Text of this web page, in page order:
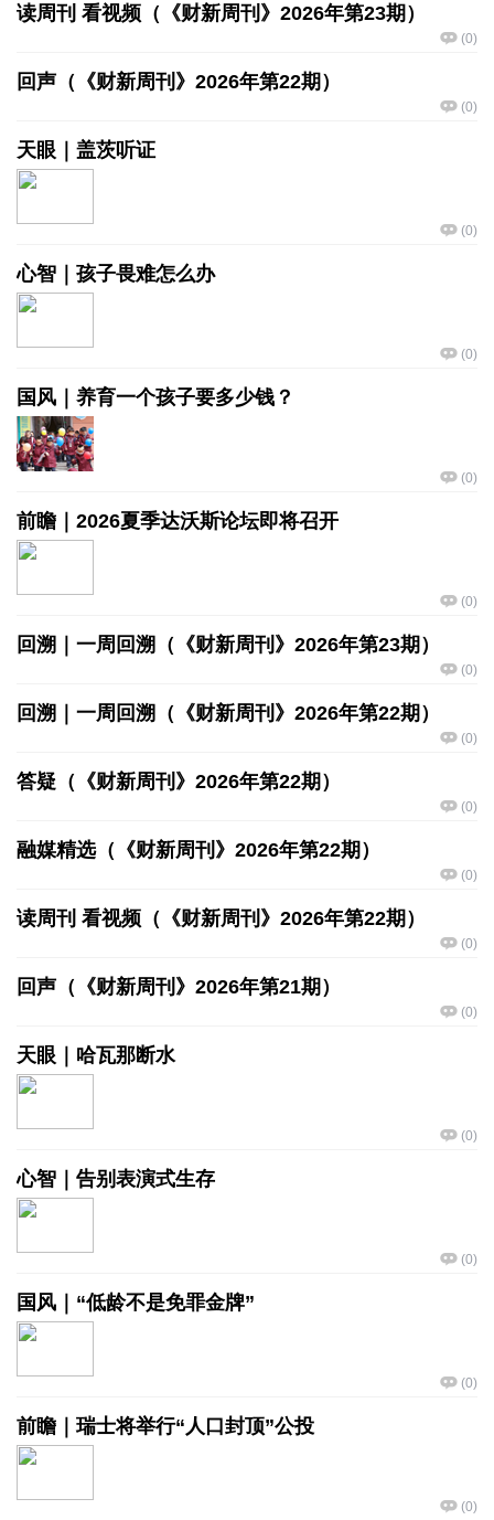
读周刊 看视频（《财新周刊》2026年第23期）
(0)
回声（《财新周刊》2026年第22期）
(0)
天眼｜盖茨听证
(0)
心智｜孩子畏难怎么办
(0)
国风｜养育一个孩子要多少钱？
(0)
前瞻｜2026夏季达沃斯论坛即将召开
(0)
回溯｜一周回溯（《财新周刊》2026年第23期）
(0)
回溯｜一周回溯（《财新周刊》2026年第22期）
(0)
答疑（《财新周刊》2026年第22期）
(0)
融媒精选（《财新周刊》2026年第22期）
(0)
读周刊 看视频（《财新周刊》2026年第22期）
(0)
回声（《财新周刊》2026年第21期）
(0)
天眼｜哈瓦那断水
(0)
心智｜告别表演式生存
(0)
国风｜“低龄不是免罪金牌”
(0)
前瞻｜瑞士将举行“人口封顶”公投
(0)